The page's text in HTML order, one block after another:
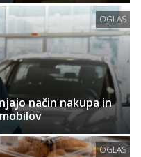
OGLAS
način nakupa in
OGLAS